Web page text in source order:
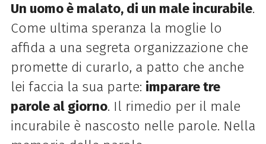
Un uomo è malato, di un male incurabile.
Come ultima speranza la moglie lo
affida a una segreta organizzazione che
promette di curarlo, a patto che anche
lei faccia la sua parte: imparare tre
parole al giorno. Il rimedio per il male
incurabile è nascosto nelle parole. Nella